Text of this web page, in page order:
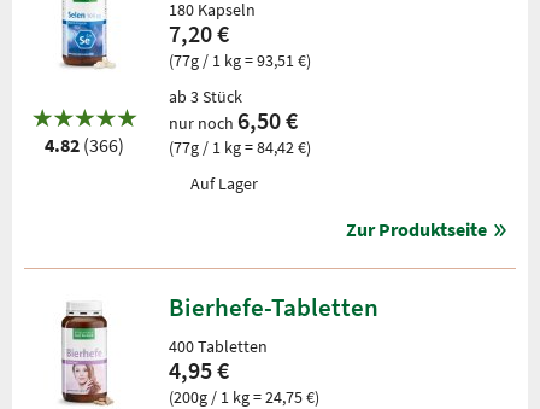
4.82 (366)
180 Kapseln
7,20 €
(77g / 1 kg = 93,51 €)
ab 3 Stück
nur noch 6,50 €
(77g / 1 kg = 84,42 €)
Auf Lager
Zur Produktseite
Bierhefe-Tabletten
400 Tabletten
4,95 €
(200g / 1 kg = 24,75 €)